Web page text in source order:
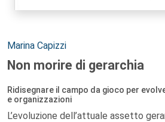
Autori:
Marina Capizzi
Non morire di gerarchia
Ridisegnare il campo da gioco per
e organizzazioni
L’evoluzione dell’attuale assetto